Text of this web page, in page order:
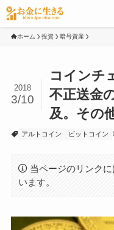
ホーム 投資 暗号資産
コインチ
不正送金
及。その
2018
3/10
アルトコイン ビットコイン
当ページのリンク
います。